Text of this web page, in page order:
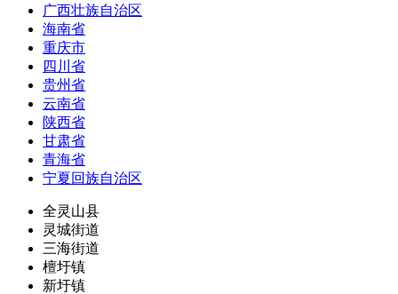
广西壮族自治区
海南省
重庆市
四川省
贵州省
云南省
陕西省
甘肃省
青海省
宁夏回族自治区
全灵山县
灵城街道
三海街道
檀圩镇
新圩镇